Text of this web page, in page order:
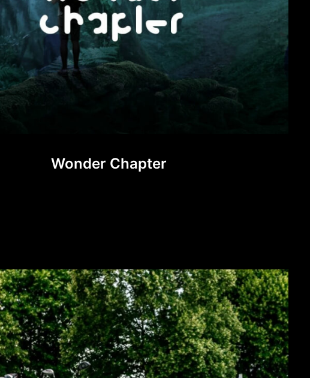
Wonder Chapter